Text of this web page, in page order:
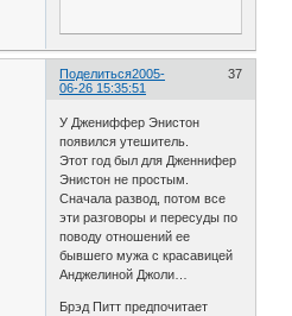
Поделиться 37
2005-
06-26 15:35:51
У Джениффер Энистон
появился утешитель.
Этот год был для Дженнифер
Энистон не простым.
Сначала развод, потом все
эти разговоры и пересуды по
поводу отношений ее
бывшего мужа с красавицей
Анджелиной Джоли…
Брэд Питт предпочитает